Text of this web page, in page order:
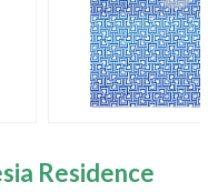
Residence